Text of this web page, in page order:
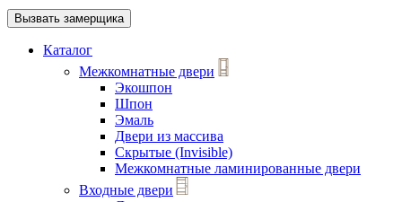
Вызвать замерщика
Каталог
Межкомнатные двери
Экошпон
Шпон
Эмаль
Двери из массива
Скрытые (Invisible)
Межкомнатные ламинированные двери
Входные двери